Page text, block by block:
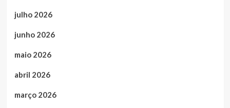
julho 2026
junho 2026
maio 2026
abril 2026
março 2026